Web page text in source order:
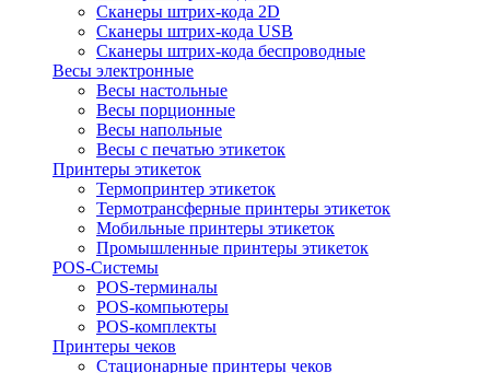
Сканеры штрих-кода 2D
Сканеры штрих-кода USB
Сканеры штрих-кода беспроводные
Весы электронные
Весы настольные
Весы порционные
Весы напольные
Весы с печатью этикеток
Принтеры этикеток
Термопринтер этикеток
Термотрансферные принтеры этикеток
Мобильные принтеры этикеток
Промышленные принтеры этикеток
POS-Системы
POS-терминалы
POS-компьютеры
POS-комплекты
Принтеры чеков
Стационарные принтеры чеков